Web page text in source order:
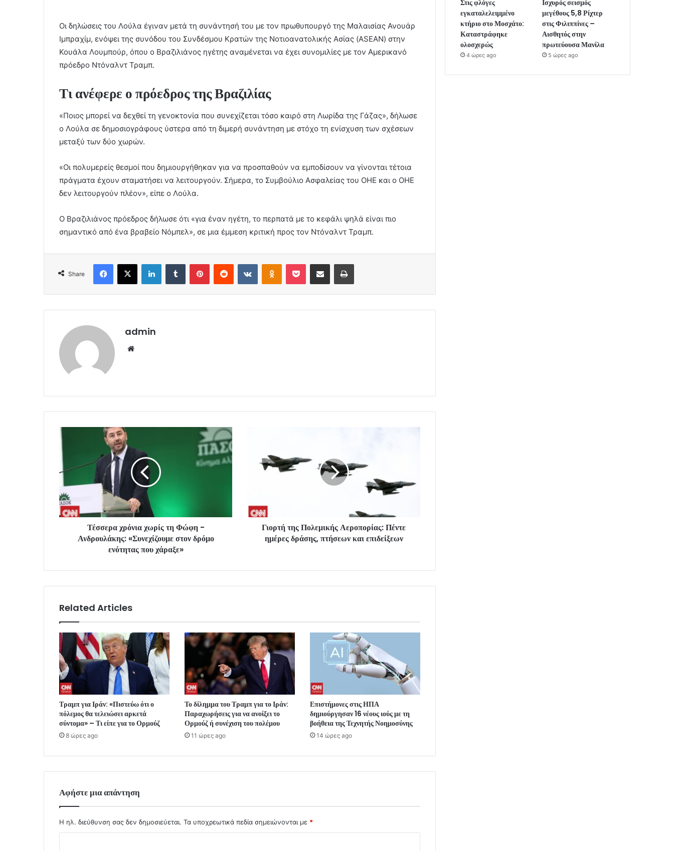
Οι δηλώσεις του Λούλα έγιναν μετά τη συνάντησή του με τον πρωθυπουργό της Μαλαισίας Ανουάρ
Ιμπραχίμ, ενόψει της συνόδου του Συνδέσμου Κρατών της Νοτιοανατολικής Ασίας (ASEAN) στην
Κουάλα Λουμπούρ, όπου ο Βραζιλιάνος ηγέτης αναμένεται να έχει συνομιλίες με τον Αμερικανό
πρόεδρο Ντόναλντ Τραμπ.
Τι ανέφερε ο πρόεδρος της Βραζιλίας
«Ποιος μπορεί να δεχθεί τη γενοκτονία που συνεχίζεται τόσο καιρό στη Λωρίδα της Γάζας», δήλωσε
ο Λούλα σε δημοσιογράφους ύστερα από τη διμερή συνάντηση με στόχο τη ενίσχυση των σχέσεων
μεταξύ των δύο χωρών.
«Οι πολυμερείς θεσμοί που δημιουργήθηκαν για να προσπαθούν να εμποδίσουν να γίνονται τέτοια
πράγματα έχουν σταματήσει να λειτουργούν. Σήμερα, το Συμβούλιο Ασφαλείας του ΟΗΕ και ο ΟΗΕ
δεν λειτουργούν πλέον», είπε ο Λούλα.
Ο Βραζιλιάνος πρόεδρος δήλωσε ότι «για έναν ηγέτη, το περπατά με το κεφάλι ψηλά είναι πιο
σημαντικό από ένα βραβείο Νόμπελ», σε μια έμμεση κριτική προς τον Ντόναλντ Τραμπ.
Share
Facebook
X LinkedInTumblr PinterestReddit VKontakteOdnoklassniki
Pocket Share via Email Print
admin
Τέσσερα χρόνια χωρίς τη Φώφη -
Ανδρουλάκης: «Συνεχίζουμε στον δρόμο
ενότητας που χάραξε»
Γιορτή της Πολεμικής Αεροπορίας: Πέντε
ημέρες δράσης, πτήσεων και επιδείξεων
Related Articles
Τραμπ για Ιράν: «Πιστεύω ότι ο
πόλεμος θα τελειώσει αρκετά
σύντομα» – Τι είπε για το Ορμούζ
8 ώρες ago
Το δίλημμα του Τραμπ για το Ιράν:
Παραχωρήσεις για να ανοίξει το
Ορμούζ ή συνέχιση του πολέμου
11 ώρες ago
Επιστήμονες στις ΗΠΑ
δημιούργησαν 16 νέους ιούς με τη
βοήθεια της Τεχνητής Νοημοσύνης
14 ώρες ago
Αφήστε μια απάντηση
Η ηλ. διεύθυνση σας δεν δημοσιεύεται. Τα υποχρεωτικά πεδία σημειώνονται με *
Στις φλόγες
εγκαταλελειμμένο
κτήριο στο Μοσχάτο:
Καταστράφηκε
ολοσχερώς
4 ώρες ago
Ισχυρός σεισμός
μεγέθους 5,8 Ρίχτερ
στις Φιλιππίνες –
Αισθητός στην
πρωτεύουσα Μανίλα
5 ώρες ago